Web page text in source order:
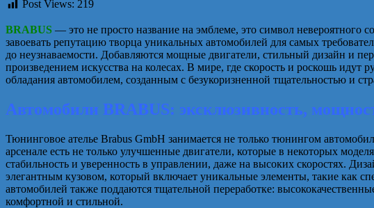
Post Views: 219
BRABUS — это не просто название на эмблеме, это символ невероятного
завоевать репутацию творца уникальных автомобилей для самых
до неузнаваемости. Добавляются мощные двигатели, стильный дизайн и
произведением искусства на колесах. В мире, где скорость и роскошь
обладания автомобилем, созданным с безукоризненной тщательностью и
Автомобили BRABUS: эксклюзивность,
Тюнинговое ателье Brabus GmbH занимается не только тюнингом
арсенале есть не только улучшенные двигатели, которые в некоторых
стабильность и уверенность в управлении, даже на высоких скоростях.
элегантным кузовом, который включает уникальные элементы, такие как
автомобилей также поддаются тщательной переработке:
комфортной и стильной.